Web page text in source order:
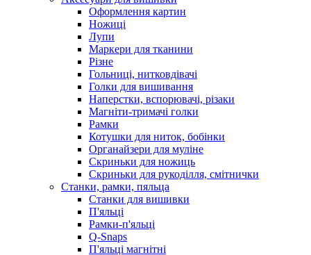
Оформлення картин
Ножиці
Лупи
Маркери для тканини
Різне
Гольниці, нитковдівачі
Голки для вишивання
Наперстки, вспорювачі, різаки
Магніти-тримачі голки
Рамки
Котушки для ниток, бобінки
Органайзери для муліне
Скриньки для ножиць
Скриньки для рукоділля, смітнички
Станки, рамки, пяльца
Станки для вишивки
П'яльці
Рамки-п'яльці
Q-Snaps
П'яльці магнітні